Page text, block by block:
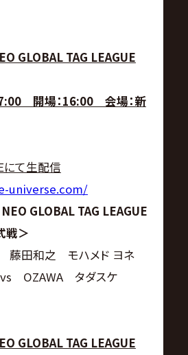
GLOBAL TAG LEAGUE
開場：16:00 会場：新
にて生配信
universe.com/
GLOBAL TAG LEAGUE
戦＞
田和之 モハメド ヨネ
OZAWA タダスケ
GLOBAL TAG LEAGUE